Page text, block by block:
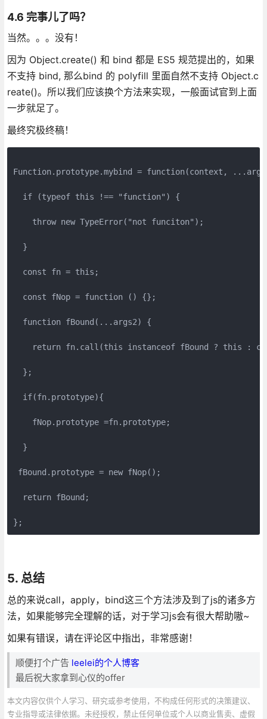
4.6 完事儿了吗？
当然。。。没有！
因为 Object.create() 和 bind 都是 ES5 规范提出的，如果
不支持 bind, 那么bind 的 polyfill 里面自然不支持 Object.c
reate()。所以我们应该换个方法来实现，一般面试官到上面
一步就足了。
最终究极终稿！
Function.prototype.mybind = function(context,
if (typeof this !== "function") {
throw new TypeError("not funciton");
}
const fn = this;
const fNop = function () {};
function fBound(...args2) {
return fn.call(this instanceof fBound ? this :
};
if(fn.prototype){
fNop.prototype =fn.prototype;
}
fBound.prototype = new fNop();
return fBound;
};
5. 总结
总的来说call，apply，bind这三个方法涉及到了js的诸多方
法，如果能够完全理解的话，对于学习js会有很大帮助嗷~
如果有错误，请在评论区中指出，非常感谢！
顺便打个广告 leelei的个人博客
最后祝大家拿到心仪的offer
本文内容仅供个人学习、研究或参考使用，不构成任何形式的决策建议、
专业指导或法律依据。未经授权，禁止任何单位或个人以商业售卖、虚假